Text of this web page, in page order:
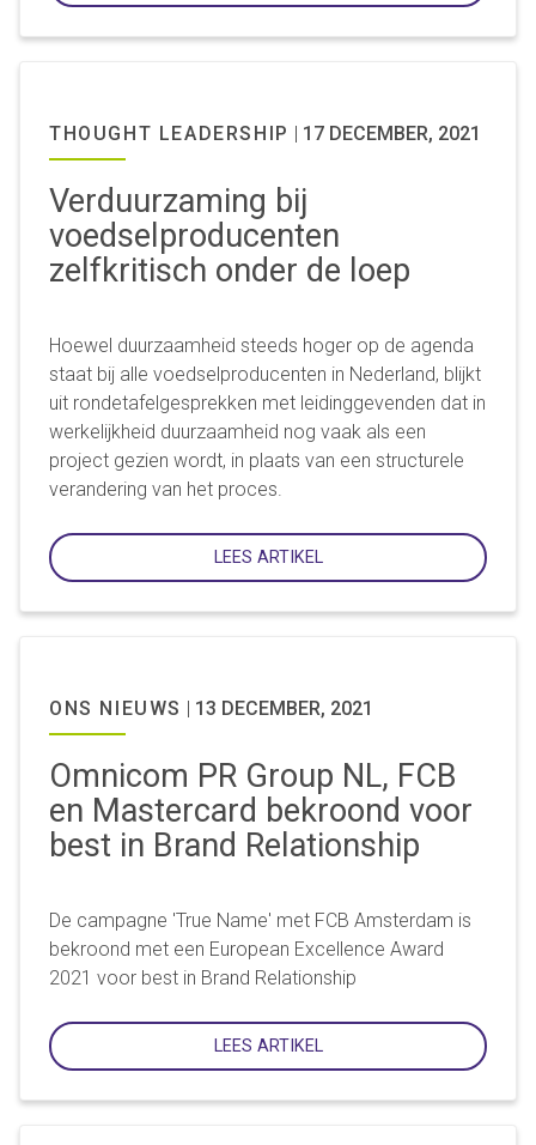
THOUGHT LEADERSHIP | 17 DECEMBER, 2021
Verduurzaming bij
voedselproducenten
zelfkritisch onder de loep
Hoewel duurzaamheid steeds hoger op de agenda
staat bij alle voedselproducenten in Nederland, blijkt
uit rondetafelgesprekken met leidinggevenden dat in
werkelijkheid duurzaamheid nog vaak als een
project gezien wordt, in plaats van een structurele
verandering van het proces.
LEES ARTIKEL
ONS NIEUWS | 13 DECEMBER, 2021
Omnicom PR Group NL, FCB
en Mastercard bekroond voor
best in Brand Relationship
De campagne 'True Name' met FCB Amsterdam is
bekroond met een European Excellence Award
2021 voor best in Brand Relationship
LEES ARTIKEL